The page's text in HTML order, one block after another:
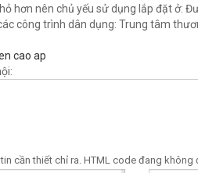
hơn nên chủ yếu sử dụng lắp đặt ở:
công trình dân dụng: Trung tâm
cao ap
cần thiết chỉ ra. HTML code đang không
thật sáng suốt khi chọn Công ty cổ phần